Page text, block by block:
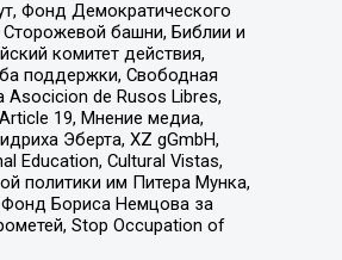
Фонд Демократического
башни, Библии и
комитет действия,
поддержки, Свободная
de Rusos Libres,
19, Мнение медиа,
Эберта, XZ gGmbH,
Education, Cultural Vistas,
политики им Питера Мунка,
Бориса Немцова за
Stop Occupation of